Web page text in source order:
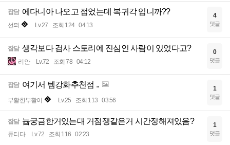
잡담 에다니아 나오고 접었는데 복귀각 입니까??
선믜 Lv.27 조회 124 04:13
4
댓글
잡담 생각보다 검사 스토리에 진심인 사람이 있었다고?
리안 Lv.72 조회 78 04:12
0
댓글
잡담 여기서 템강화추천점 ..
부활한부활이 Lv.25 조회 113 03:56
1
댓글
잡담 늅궁금한거있는대 거점쟁같은거 시간정해져있음?
듀티다 Lv.72 조회 116 02:23
1
댓글